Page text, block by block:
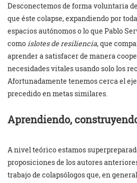
Desconectemos de forma voluntaria
que éste colapse, expandiendo por
espacios autónomos o lo que Pablo
comoislotes de resiliencia, que
aprender a satisfacer de manera
necesidades vitales usando solo los
Afortunadamente tenemos cerca el
precedido en metas similares.
Aprendiendo,
A nivel teórico estamos
proposiciones de los autores
trabajo de colapsólogos que, en